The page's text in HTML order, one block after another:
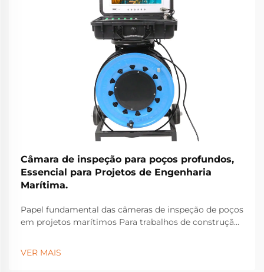
Câmara de inspeção para poços profundos,
Essencial para Projetos de Engenharia
Marítima.
Papel fundamental das câmeras de inspeção de poços
em projetos marítimos Para trabalhos de construção
problemas estruturais ocultos sob a superfície que
VER MAIS